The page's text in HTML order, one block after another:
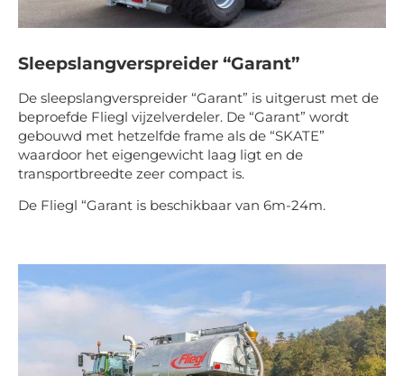
Sleepslangverspreider “Garant”
De sleepslangverspreider “Garant” is uitgerust met de
beproefde Fliegl vijzelverdeler. De “Garant” wordt
gebouwd met hetzelfde frame als de “SKATE”
waardoor het eigengewicht laag ligt en de
transportbreedte zeer compact is.
De Fliegl “Garant is beschikbaar van 6m-24m.